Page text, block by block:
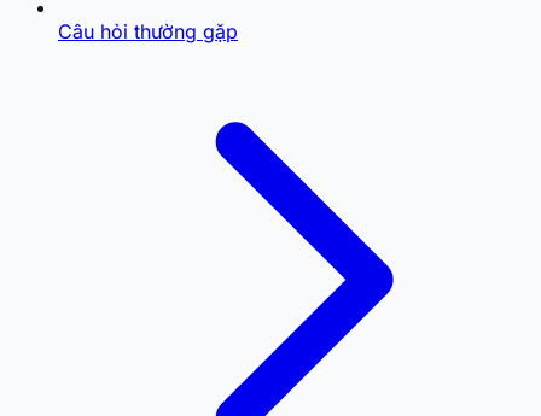
Câu hỏi thường gặp